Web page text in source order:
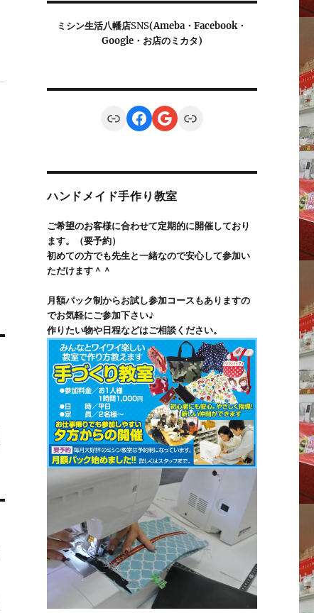
ミシン生活八幡店SNS(Ameba・Facebook・
Google・お店のミカタ)
LinkFacebook
Google
Link
ハンドメイド手作り教室
ご希望のお客様に合わせて定期的に開催しており
ます。（要予約）
初めての方でも先生と一緒なので安心して参加い
ただけます＾＾
月額パック制からお試し参加コースもありますの
でお気軽にご参加下さい♪
作りたい物や日程などはご相談ください。